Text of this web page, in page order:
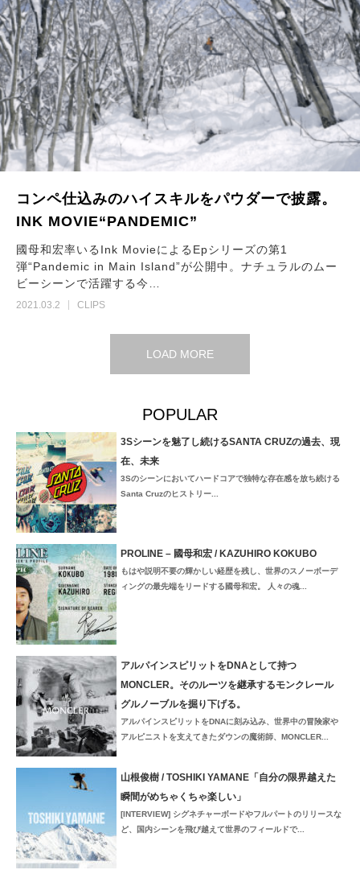
コンペ仕込みのハイスキルをパウダーで披露。
INK MOVIE“PANDEMIC”
國母和宏率いるInk MovieによるEpシリーズの第1
弾“Pandemic in Main Island”が公開中。ナチュラルのムー
ビーシーンで活躍する今…
2021.03.2 CLIPS
LOAD MORE
POPULAR
3Sシーンを魅了し続けるSANTA CRUZの過去、現
在、未来
3Sのシーンにおいてハードコアで独特な存在感を放ち続ける
Santa Cruzのヒストリー...
PROLINE – 國母和宏 / KAZUHIRO KOKUBO
もはや説明不要の輝かしい経歴を残し、世界のスノーボーデ
ィングの最先端をリードする國母和宏。 人々の魂...
アルパインスピリットをDNAとして持つ
MONCLER。そのルーツを継承するモンクレール
グルノーブルを掘り下げる。
アルパインスピリットをDNAに刻み込み、世界中の冒険家や
アルピニストを支えてきたダウンの魔術師、MONCLER...
山根俊樹 / TOSHIKI YAMANE「自分の限界越えた
瞬間がめちゃくちゃ楽しい」
[INTERVIEW] シグネチャーボードやフルパートのリリースな
ど、国内シーンを飛び越えて世界のフィールドで...